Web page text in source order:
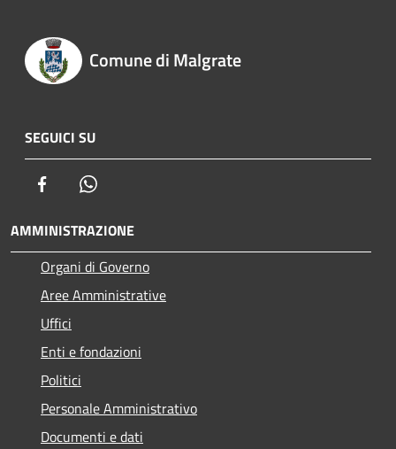
Comune di Malgrate
SEGUICI SU
Facebook
AMMINISTRAZIONE
Organi di Governo
Aree Amministrative
Uffici
Enti e fondazioni
Politici
Personale Amministrativo
Documenti e dati